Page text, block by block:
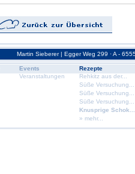
Martin Sieberer | Egger Weg 299 · A -
Events
Veranstaltungen
Rezepte
Rehkitz aus der...
Süße Versuchung...
Süße Versuchung...
Süße Versuchung...
Knusprige Schok...
» mehr...